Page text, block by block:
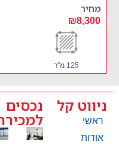
ניווט קל
ראשי
אודות
נכסים